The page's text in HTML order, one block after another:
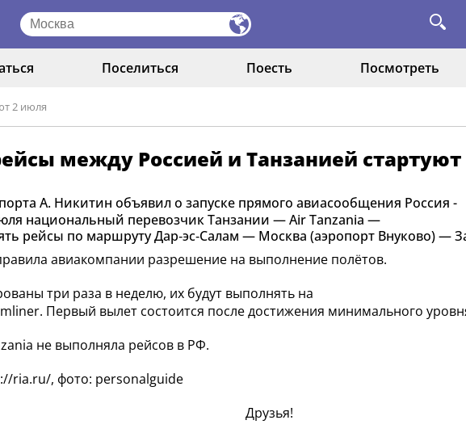
Поселиться Поесть Посмотреть
2 июля
между Россией и Танзанией
А. Никитин объявил о запуске прямого авиасообщения Россия -
национальный перевозчик Танзании — Air Tanzania —
рейсы по маршруту Дар‑эс‑Салам — Москва (аэропорт Внуково) —
авиакомпании разрешение на выполнение полётов.
три раза в неделю, их будут выполнять на
Первый вылет состоится после достижения минимального
не выполняла рейсов в РФ.
ria.ru/, фото: personalguide
Друзья!